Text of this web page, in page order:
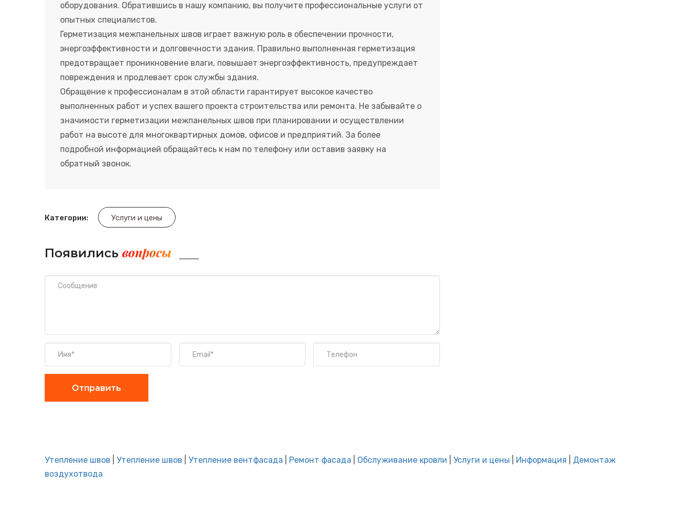
оборудования. Обратившись в нашу компанию, вы получите профессиональные услуги от
опытных специалистов.
Герметизация межпанельных швов играет важную роль в обеспечении прочности,
энергоэффективности и долговечности здания. Правильно выполненная герметизация
предотвращает проникновение влаги, повышает энергоэффективность, предупреждает
повреждения и продлевает срок службы здания.
Обращение к профессионалам в этой области гарантирует высокое качество
выполненных работ и успех вашего проекта строительства или ремонта. Не забывайте о
значимости герметизации межпанельных швов при планировании и осуществлении
работ на высоте для многоквартирных домов, офисов и предприятий. За более
подробной информацией обращайтесь к нам по телефону или оставив заявку на
обратный звонок.
Категории: Услуги и цены
Появились вопросы
Отправить
Утепление швов Утепление швов Утепление вентфасада Ремонт фасада Обслуживание кровли Услуги и цены Информация
Демонтаж
воздухотвода